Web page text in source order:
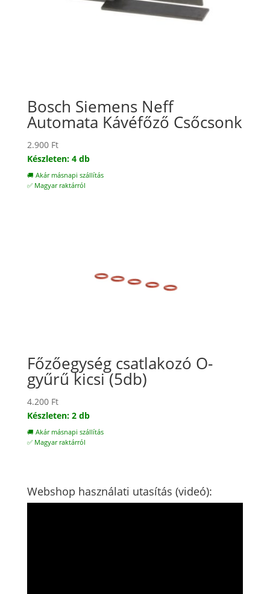
Bosch Siemens Neff
Automata Kávéfőző Csőcsonk
2.900 Ft
Készleten: 4 db
🚚 Akár másnapi szállítás
✅ Magyar raktárról
Főzőegység csatlakozó O-
gyűrű kicsi (5db)
4.200 Ft
Készleten: 2 db
🚚 Akár másnapi szállítás
✅ Magyar raktárról
Webshop használati utasítás (videó):